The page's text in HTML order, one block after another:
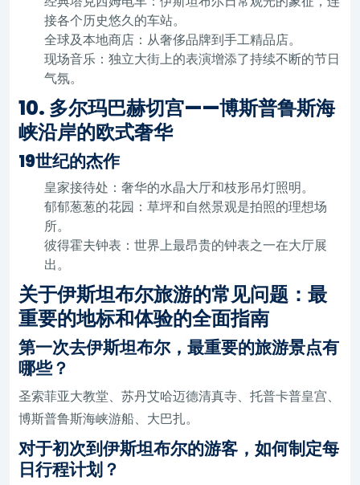
接各个历史悠久的车站。
全球及本地商店：从奢侈品牌到手工精品店。
现场音乐：独立大街上的表演增添了持续不断的节日
气氛。
10. 多尔玛巴赫切宫——博斯普鲁斯海
峡沿岸的欧式奢华
19世纪的杰作
皇家接待处：奢华的水晶大厅和枝形吊灯照明。
郁郁葱葱的花园：草坪和自然景观是拍照的理想场
所。
彼得霍夫钟表：世界上最昂贵的钟表之一在大厅展
出。
关于伊斯坦布尔旅游的常见问题：最
重要的地标和体验的全面指南
第一次去伊斯坦布尔，最重要的旅游景点有
哪些？
圣索菲亚大教堂、苏丹艾哈迈德清真寺、托普卡普皇宫、
博斯普鲁斯海峡游船、大巴扎。
对于初次到伊斯坦布尔的游客，如何制定每
日行程计划？